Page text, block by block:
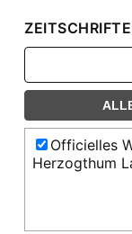
Officielles
Herzogthum